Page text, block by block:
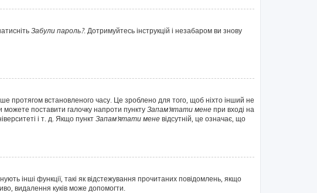
Забули пароль?. Дотримуйтесь інструкцій і незабаром ви знову
протягом встановленого часу. Це зроблено для того, щоб ніхто інший не
можете поставити галочку напроти пункту Запам'ятати мене при вході на
і т. д. Якщо пункт Запам'ятати мене відсутній, це означає, що
інші функції, такі як відстежування прочитаних повідомлень, якщо
видалення куків може допомогти.